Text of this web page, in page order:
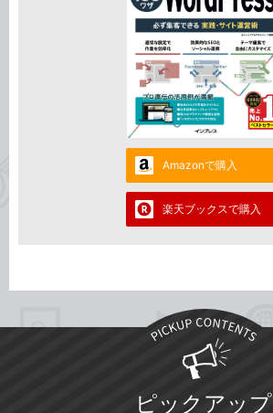
Amazonで購入
楽天ブックスで購入
ピックアップ